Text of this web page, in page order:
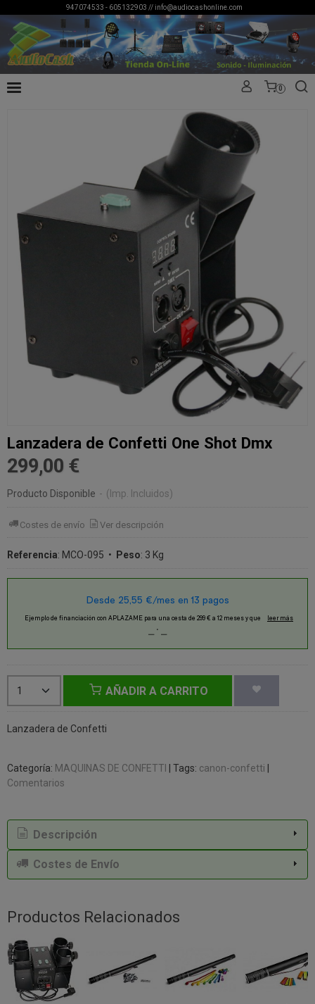
947074533 - 605132903 // info@audiocashonline.com
0
Lanzadera de Confetti One Shot Dmx
299,00 €
Producto Disponible - (Imp. Incluidos)
Costes de envío Ver descripción
Referencia: MCO-095 • Peso: 3 Kg
AÑADIR A CARRITO
Lanzadera de Confetti
Categoría: MAQUINAS DE CONFETTI Tags: canon-confetti
Comentarios
Descripción
Costes de Envío
Productos Relacionados